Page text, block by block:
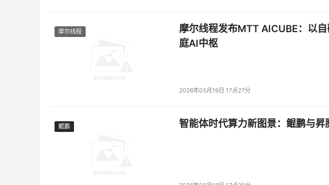
摩尔线程
摩尔线程发布MTT AICUBE：以
庭AI中枢
2026年05月19日 17点27分
鲲鹏
鲲鹏 智能体时代算力新图景：鲲鹏与